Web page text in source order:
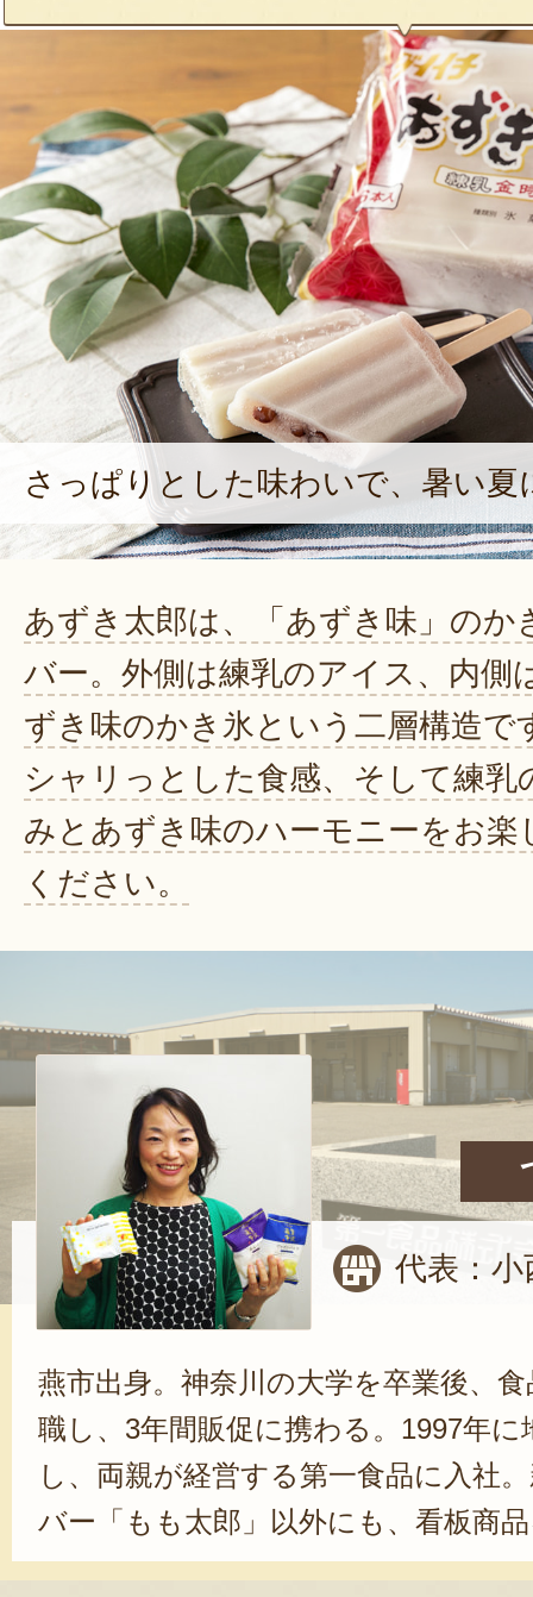
さっぱりとした味わいで、暑い夏
あずき太郎は、「あずき味」のか
バー。外側は練乳のアイス、内側
ずき味のかき氷という二層構造で
シャリっとした食感、そして練乳
みとあずき味のハーモニーをお楽
ください。
代表：小
燕市出身。神奈川の大学を卒業後、
職し、3年間販促に携わる。1997年に
し、両親が経営する第一食品に入社
バー「もも太郎」以外にも、看板商
闘する。自身のアイデアをもとに開